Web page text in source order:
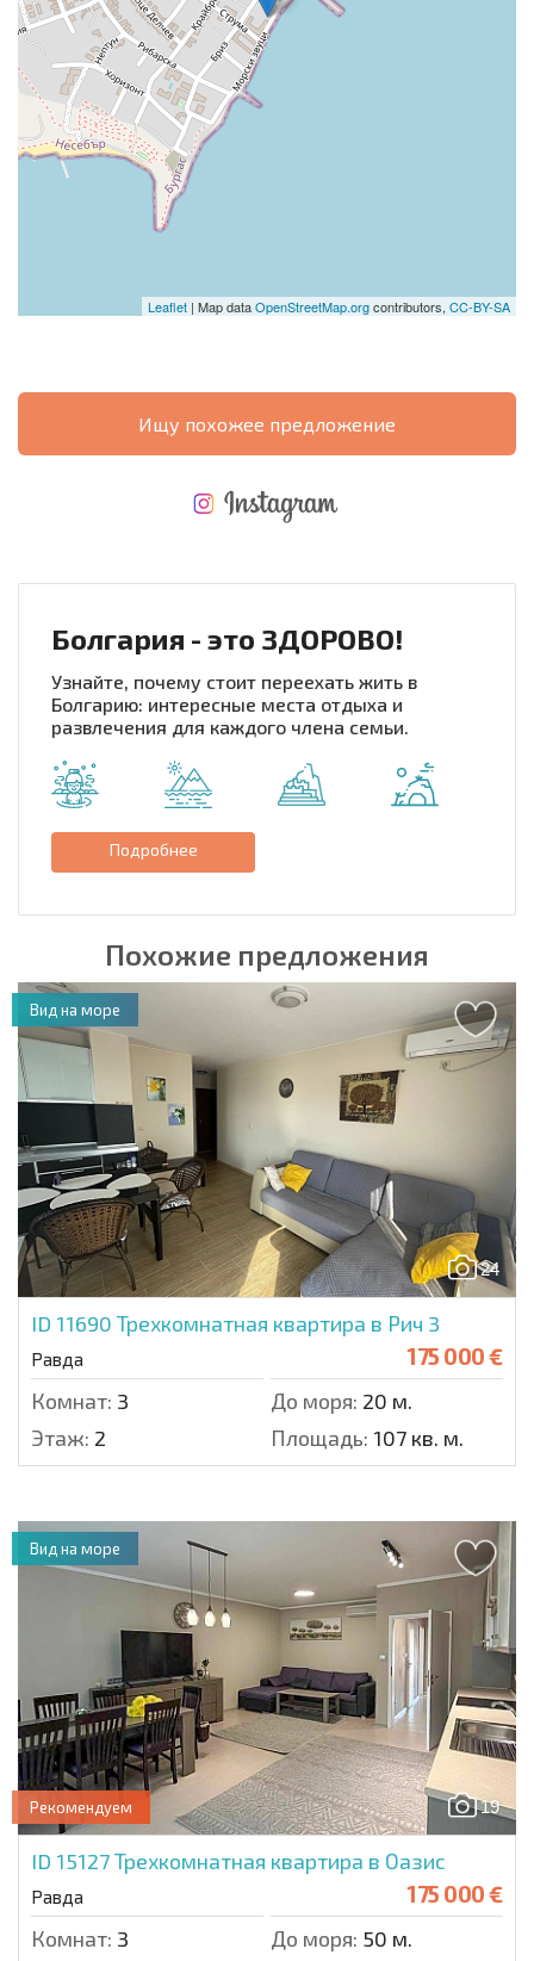
Leaflet | Map dataOpenStreetMap.orgcontributors, CC-BY-SA
Ищу похожее предложение
Болгария - это ЗДОРОВО!
Узнайте, почему стоит переехать жить в
Болгарию: интересные места отдыха и
развлечения для каждого члена семьи.
Подробнее
Похожие предложения
24
ID 11690 Трехкомнатная квартира в Рич 3
Равда 175 000 €
Комнат: 3 До моря: 20 м.
Этаж: 2 Площадь: 107 кв. м.
Вид на море
19
Рекомендуем
ID 15127Трехкомнатная квартира в Оазис
Равда 175 000 €
Комнат: 3 До моря: 50 м.
Вид на море